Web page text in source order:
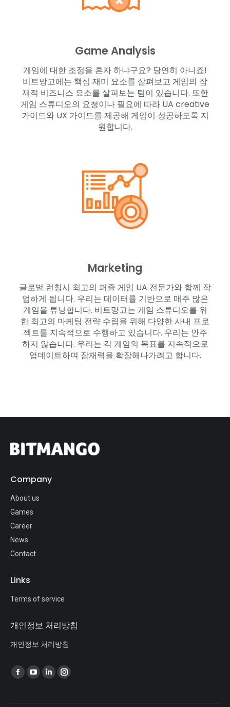
Game Analysis
게임에 대한 조정을 혼자 하냐구요? 당연히 아니죠!
비트망고에는 핵심 재미 요소를 살펴보고 게임의 잠
재적 비즈니스 요소를 살펴보는 팀이 있습니다. 또한
게임 스튜디오의 요청이나 필요에 따라 UA creative
가이드와 UX 가이드를 제공해 게임이 성공하도록 지
원합니다.
Marketing
글로벌 런칭시 최고의 퍼즐 게임 UA 전문가와 함께 작
업하게 됩니다. 우리는 데이터를 기반으로 매주 많은
게임을 튜닝합니다. 비트망고는 게임 스튜디오를 위
한 최고의 마케팅 전략 수립을 위해 다양한 사내 프로
젝트를 지속적으로 수행하고 있습니다. 우리는 안주
하지 않습니다. 우리는 각 게임의 목표를 지속적으로
업데이트하며 잠재력을 확장해나가려고 합니다.
Company
About us
Games
Career
News
Contact
Links
Terms of service
개인정보 처리방침
개인정보 처리방침
Find us on: